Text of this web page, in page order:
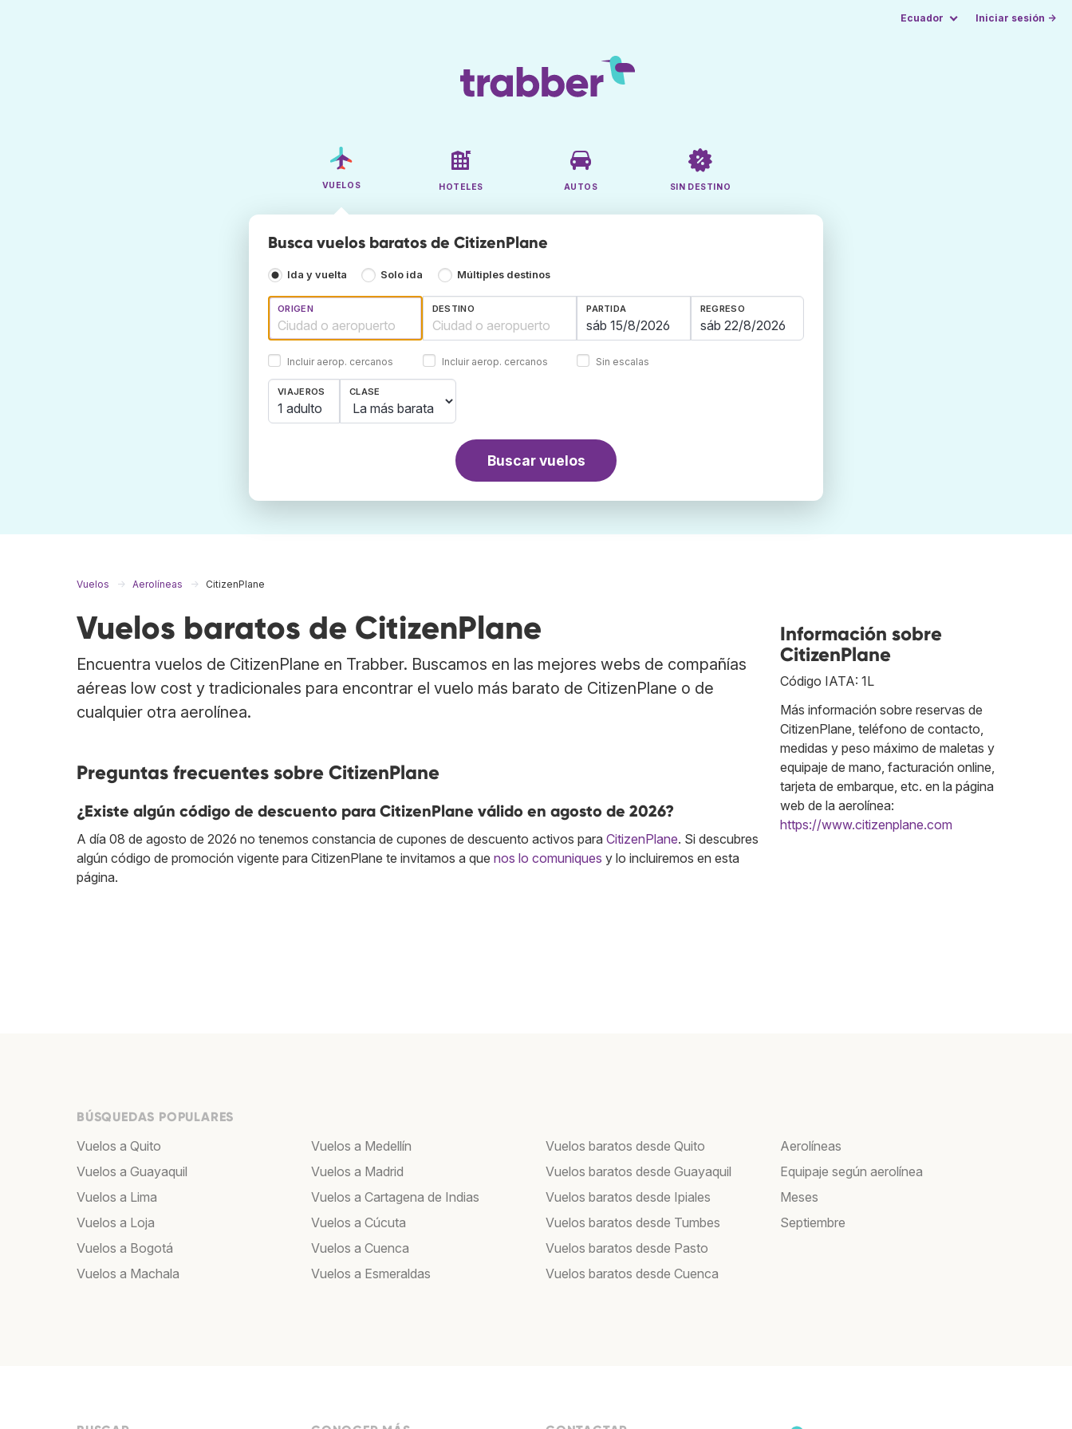
Ecuador Iniciar sesión →
VUELOS HOTELES AUTOS SIN DESTINO
Busca vuelos baratos de CitizenPlane
Ida y vuelta Solo ida Múltiples destinos
ORIGEN
Incluir aerop. cercanos
DESTINO
Incluir aerop. cercanos
PARTIDA REGRESO
Sin escalas
VIAJEROS
1 adulto
CLASE
Buscar vuelos
Vuelos Aerolíneas CitizenPlane
Vuelos baratos de CitizenPlane
Encuentra vuelos de CitizenPlane en Trabber. Buscamos en las mejores webs de compañías
aéreas low cost y tradicionales para encontrar el vuelo más barato de CitizenPlane o de
cualquier otra aerolínea.
Preguntas frecuentes sobre CitizenPlane
¿Existe algún código de descuento para CitizenPlane válido en agosto de 2026?
A día 08 de agosto de 2026 no tenemos constancia de cupones de descuento activos para CitizenPlane. Si descubres
algún código de promoción vigente para CitizenPlane te invitamos a que nos lo comuniques y lo incluiremos en esta
página.
Información sobre
CitizenPlane
Código IATA: 1L
Más información sobre reservas de
CitizenPlane, teléfono de contacto,
medidas y peso máximo de maletas y
equipaje de mano, facturación online,
tarjeta de embarque, etc. en la página
web de la aerolínea:
https://www.citizenplane.com
BÚSQUEDAS POPULARES
Vuelos a Quito
Vuelos a Guayaquil
Vuelos a Lima
Vuelos a Loja
Vuelos a Bogotá
Vuelos a Machala
Vuelos a Medellín
Vuelos a Madrid
Vuelos a Cartagena de Indias
Vuelos a Cúcuta
Vuelos a Cuenca
Vuelos a Esmeraldas
Vuelos baratos desde Quito
Vuelos baratos desde Guayaquil
Vuelos baratos desde Ipiales
Vuelos baratos desde Tumbes
Vuelos baratos desde Pasto
Vuelos baratos desde Cuenca
Aerolíneas
Equipaje según aerolínea
Meses
Septiembre